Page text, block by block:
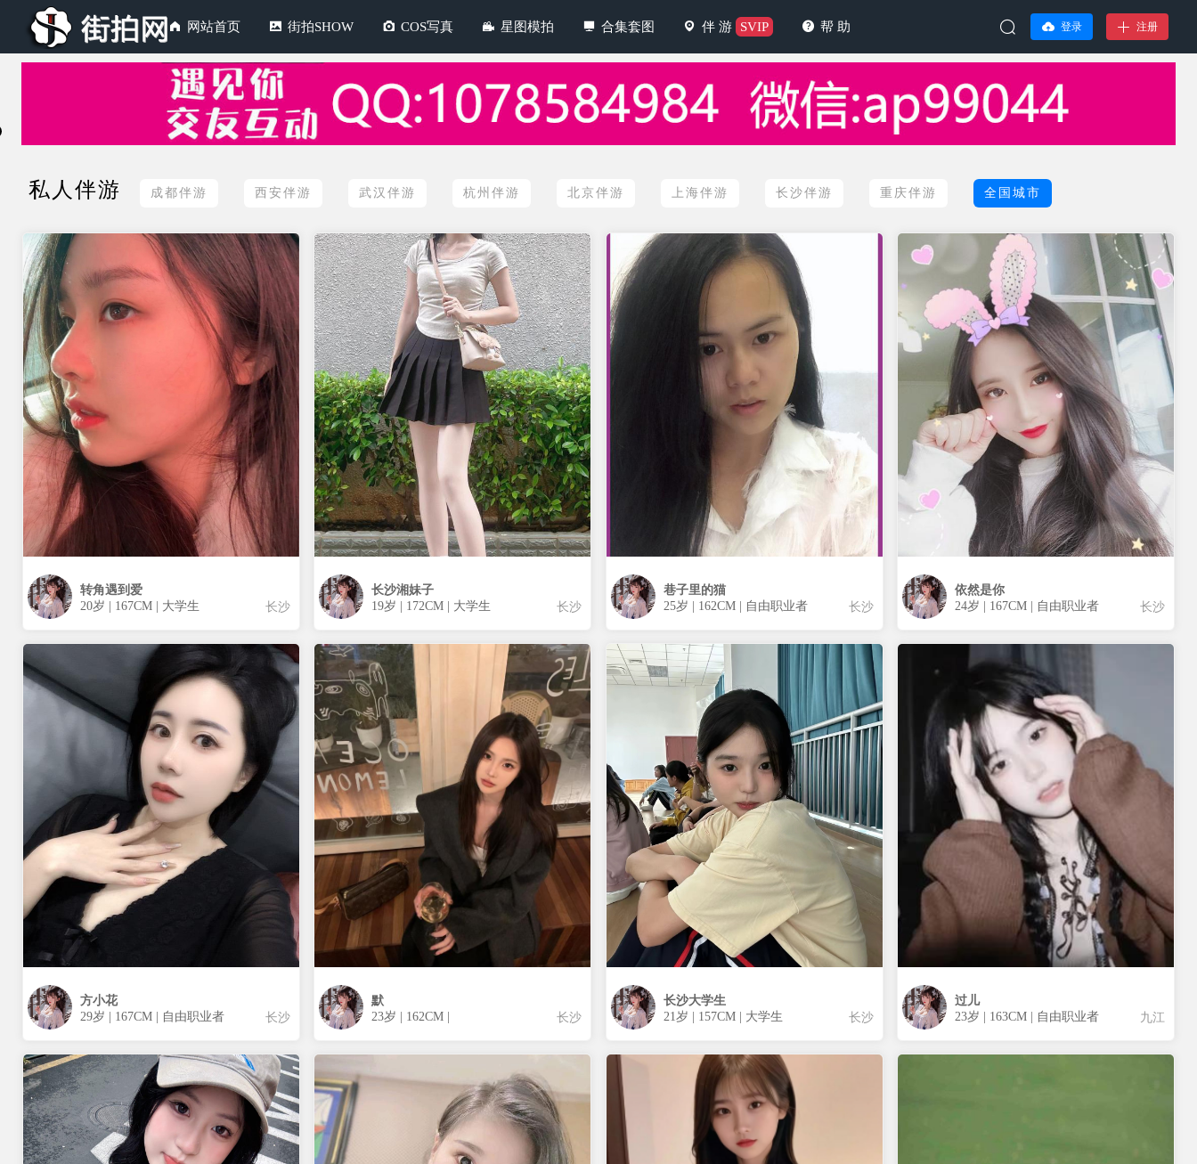
网站首页 街拍SHOW COS写真 星图模拍 合集套图 伴 游 SVIP 帮 助 登录 注册
私人伴游 成都伴游 西安伴游 武汉伴游 杭州伴游 北京伴游 上海伴游 长沙伴游 重庆伴游 全国城市
转角遇到爱
20岁 | 167CM | 大学生
长沙
长沙湘妹子
19岁 | 172CM | 大学生
长沙
巷子里的猫
25岁 | 162CM | 自由职业者
长沙
依然是你
24岁 | 167CM | 自由职业者
长沙
方小花
29岁 | 167CM | 自由职业者
长沙
默
23岁 | 162CM |
长沙
长沙大学生
21岁 | 157CM | 大学生
长沙
过儿
23岁 | 163CM | 自由职业者
九江